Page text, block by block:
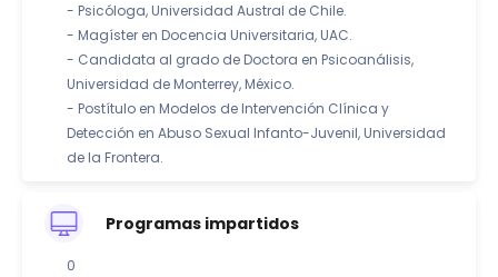
- Psicóloga, Universidad Austral de Chile.
- Magíster en Docencia Universitaria, UAC.
- Candidata al grado de Doctora en Psicoanálisis,
Universidad de Monterrey, México.
- Postítulo en Modelos de Intervención Clínica y
Detección en Abuso Sexual Infanto-Juvenil, Universidad
de la Frontera.
Programas impartidos
0